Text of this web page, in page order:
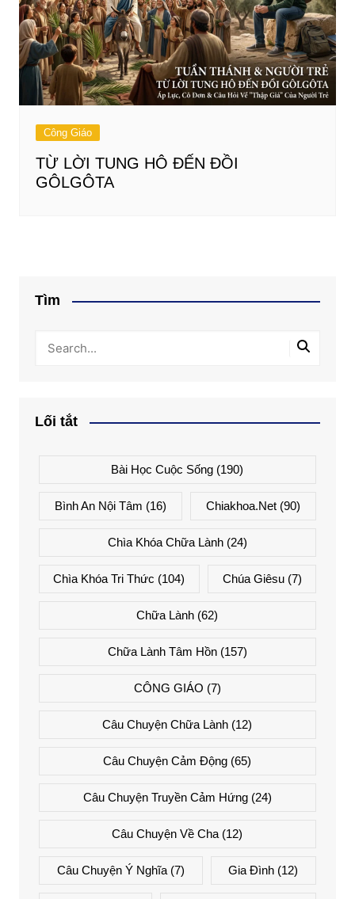
Công Giáo
TỪ LỜI TUNG HÔ ĐẾN ĐỒI
GÔLGÔTA
Tìm
Lối tắt
Bài Học Cuộc Sống (190)
Bình An Nội Tâm (16) Chiakhoa.net (90)
Chìa Khóa Chữa Lành(24)
Chìa Khóa Tri Thức (104) Chúa Giêsu(7)
Chữa Lành (62)
Chữa Lành Tâm Hồn(157)
CÔNG GIÁO (7)
Câu Chuyện Chữa Lành (12)
Câu Chuyện Cảm Động (65)
Câu Chuyện Truyền Cảm Hứng(24)
Câu Chuyện Về Cha (12)
Câu Chuyện Ý Nghĩa(7) Gia Đình (12)